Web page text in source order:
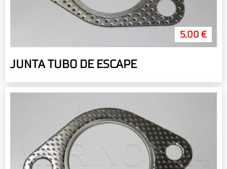
5,00 €
JUNTA TUBO DE ESCAPE